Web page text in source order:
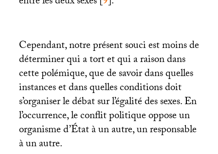
Cependant, notre présent souci est moins de
déterminer qui a tort et qui a raison dans
cette polémique, que de savoir dans quelles
instances et dans quelles conditions doit
s’organiser le débat sur l’égalité des sexes. En
l’occurrence, le conflit politique oppose un
organisme d’État à un autre, un responsable
à un autre.